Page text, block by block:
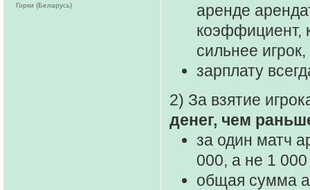
аренде
коэффициент,
сильнее
зарплату
2) За взятие
денег, чем
за один матч
000, а не 1
общая сумма
Горки (Беларусь)